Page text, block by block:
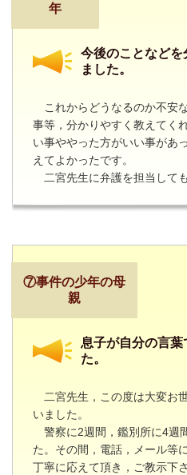
年
今後のことなど
ました。
これからどうなるのか不安
事等，分かりやすく教えてく
い事ややった方がいい事があ
えてよかったです。
二宮先生に弁護を担当して
⑦事件の少年の母
親
息子が自分の言
た。
二宮先生，この度は大変お
いました。
警察に2週間，鑑別所に4週
た。その間，電話，メール等
丁寧に応えて頂き，ご教示下